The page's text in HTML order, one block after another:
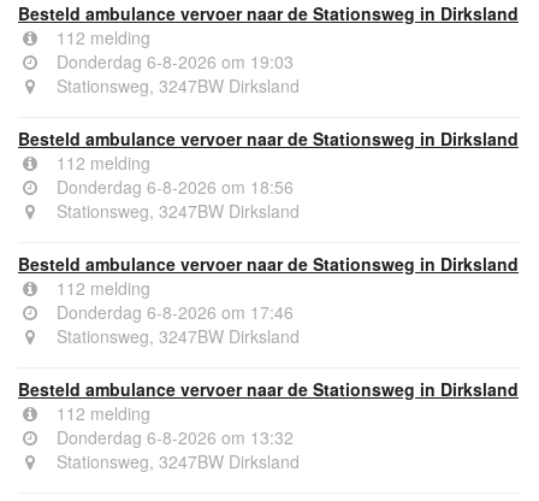
Besteld ambulance vervoer naar de Stationsweg in Dirksland
112 melding
Donderdag 6-8-2026 om 19:03
Stationsweg, 3247BW Dirksland
Besteld ambulance vervoer naar de Stationsweg in Dirksland
112 melding
Donderdag 6-8-2026 om 18:56
Stationsweg, 3247BW Dirksland
Besteld ambulance vervoer naar de Stationsweg in Dirksland
112 melding
Donderdag 6-8-2026 om 17:46
Stationsweg, 3247BW Dirksland
Besteld ambulance vervoer naar de Stationsweg in Dirksland
112 melding
Donderdag 6-8-2026 om 13:32
Stationsweg, 3247BW Dirksland